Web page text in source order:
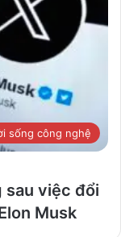
sống công nghệ
sau việc đổi
Musk